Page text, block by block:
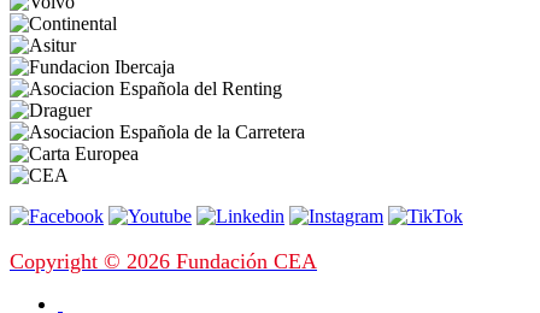
Copyright © 2026 Fundación CEA